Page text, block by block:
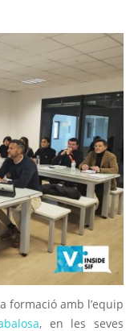
formació amb l’equip
, en les seves